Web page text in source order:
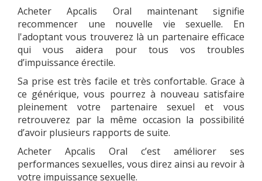
Acheter Apcalis Oral maintenant signifie
recommencer une nouvelle vie sexuelle. En
l'adoptant vous trouverez là un partenaire efficace
qui vous aidera pour tous vos troubles
d’impuissance érectile.
Sa prise est très facile et très confortable. Grace à
ce générique, vous pourrez à nouveau satisfaire
pleinement votre partenaire sexuel et vous
retrouverez par la même occasion la possibilité
d’avoir plusieurs rapports de suite.
Acheter Apcalis Oral c’est améliorer ses
performances sexuelles, vous direz ainsi au revoir à
votre impuissance sexuelle.